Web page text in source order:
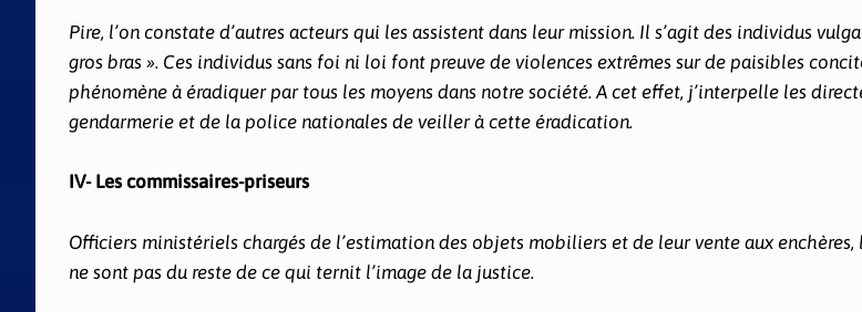
Pire, l’on constate d’autres acteurs qui les assistent dans leur mission. Il s’agit des individus
gros bras ». Ces individus sans foi ni loi font preuve de violences extrêmes sur de paisibles
phénomène à éradiquer par tous les moyens dans notre société. A cet effet, j’interpelle les
gendarmerie et de la police nationales de veiller à cette éradication.
IV- Les commissaires-priseurs
Officiers ministériels chargés de l’estimation des objets mobiliers et de leur vente aux enchères,
ne sont pas du reste de ce qui ternit l’image de la justice.